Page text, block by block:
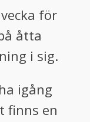
för
åtta
i sig.
igång
finns en